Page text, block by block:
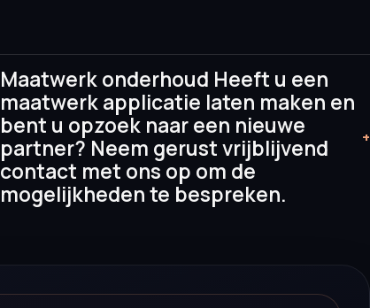
Maatwerk onderhoud Heeft u een
maatwerk applicatie laten maken en
bent u opzoek naar een nieuwe
partner? Neem gerust vrijblijvend
contact met ons op om de
mogelijkheden te bespreken.
+